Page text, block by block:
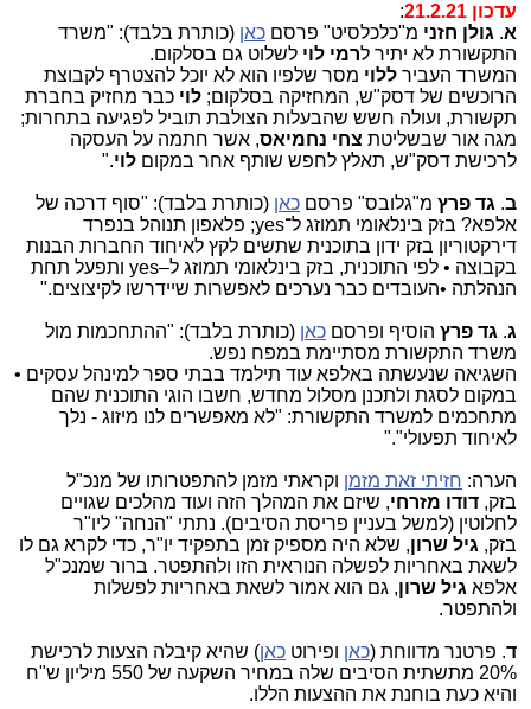
עדכון 21.2.21
:
א. גולן חזני מ"כלכלסיט" פרסם כאן (כותרת בלבד): "משרד
התקשורת לא יתיר לרמי לוי לשלוט גם בסלקום.
המשרד העביר ללוי מסר שלפיו הוא לא יוכל להצטרף לקבוצת
הרוכשים של דסק"ש, המחזיקה בסלקום; לוי כבר מחזיק בחברת
תקשורת, ועולה חשש שהבעלות הצולבת תוביל לפגיעה בתחרות;
מגה אור שבשליטת צחי נחמיאס, אשר חתמה על העסקה
לרכישת דסק"ש, תאלץ לחפש שותף אחר במקום לוי."
ב. גד פרץ מ"גלובס" פרסם כאן (כותרת בלבד): "סוף דרכה של
אלפא? בזק בינלאומי תמוזג ל־yes; פלאפון תנוהל בנפרד
דירקטוריון בזק ידון בתוכנית שתשים לקץ לאיחוד החברות הבנות
בקבוצה • לפי התוכנית, בזק בינלאומי תמוזג ל–yes ותפעל תחת
הנהלתה •העובדים כבר נערכים לאפשרות שיידרשו לקיצוצים."
ג. גד פרץ הוסיף ופרסם כאן (כותרת בלבד): "ההתחכמות מול
משרד התקשורת מסתיימת במפח נפש.
השגיאה שנעשתה באלפא עוד תילמד בבתי ספר למינהל עסקים •
במקום לסגת ולתכנן מסלול מחדש, חשבו הוגי התוכנית שהם
מתחכמים למשרד התקשורת: "לא מאפשרים לנו מיזוג - נלך
לאיחוד תפעולי"."
הערה: חזיתי זאת מזמן וקראתי מזמן להתפטרותו של מנכ"ל
בזק, דודו מזרחי, שיזם את המהלך הזה ועוד מהלכים שגויים
לחלוטין (למשל בעניין פריסת הסיבים). נתתי "הנחה" ליו"ר
בזק, גיל שרון, שלא היה מספיק זמן בתפקיד יו"ר, כדי לקרא גם לו
לשאת באחריות לפשלה הנוראית הזו ולהתפטר. ברור שמנכ"ל
אלפא גיל שרון, גם הוא אמור לשאת באחריות לפשלות
ולהתפטר.
ד. פרטנר מדווחת (כאן ופירוט כאן) שהיא קיבלה הצעות לרכישת
20% מתשתית הסיבים שלה במחיר השקעה של 550 מיליון ש"ח
והיא כעת בוחנת את ההצעות הללו.